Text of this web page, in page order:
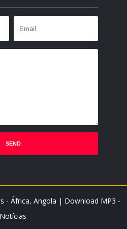
- África, Angola | Download MP3 -
Notícias